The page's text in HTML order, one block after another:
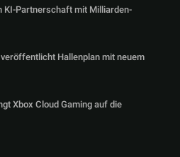
Partnerschaft mit Milliarden-
Hallenplan mit neuem
Xbox Cloud Gaming auf die